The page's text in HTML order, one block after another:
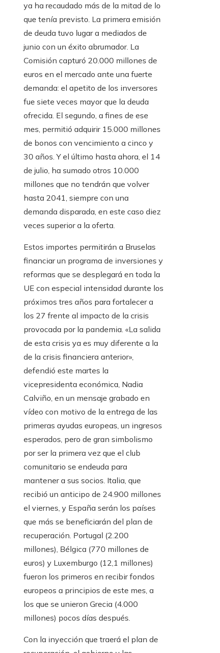
ya ha recaudado más de la mitad de lo
que tenía previsto. La primera emisión
de deuda tuvo lugar a mediados de
junio con un éxito abrumador. La
Comisión capturó 20.000 millones de
euros en el mercado ante una fuerte
demanda: el apetito de los inversores
fue siete veces mayor que la deuda
ofrecida. El segundo, a fines de ese
mes, permitió adquirir 15.000 millones
de bonos con vencimiento a cinco y
30 años. Y el último hasta ahora, el 14
de julio, ha sumado otros 10.000
millones que no tendrán que volver
hasta 2041, siempre con una
demanda disparada, en este caso diez
veces superior a la oferta.
Estos importes permitirán a Bruselas
financiar un programa de inversiones y
reformas que se desplegará en toda la
UE con especial intensidad durante los
próximos tres años para fortalecer a
los 27 frente al impacto de la crisis
provocada por la pandemia. «La salida
de esta crisis ya es muy diferente a la
de la crisis financiera anterior»,
defendió este martes la
vicepresidenta económica, Nadia
Calviño, en un mensaje grabado en
vídeo con motivo de la entrega de las
primeras ayudas europeas, un ingresos
esperados, pero de gran simbolismo
por ser la primera vez que el club
comunitario se endeuda para
mantener a sus socios. Italia, que
recibió un anticipo de 24.900 millones
el viernes, y España serán los países
que más se beneficiarán del plan de
recuperación. Portugal (2.200
millones), Bélgica (770 millones de
euros) y Luxemburgo (12,1 millones)
fueron los primeros en recibir fondos
europeos a principios de este mes, a
los que se unieron Grecia (4.000
millones) pocos días después.
Con la inyección que traerá el plan de